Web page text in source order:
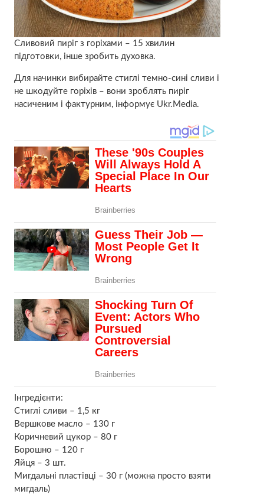
Сливовий пиріг з горіхами – 15 хвилин
підготовки, інше зробить духовка.
Для начинки вибирайте стиглі темно-сині сливи і
не шкодуйте горіхів – вони зроблять пиріг
насиченим і фактурним, інформує Ukr.Media.
Інгредієнти:
Стиглі сливи – 1,5 кг
Вершкове масло – 130 г
Коричневий цукор – 80 г
Борошно – 120 г
Яйця – 3 шт.
Мигдальні пластівці – 30 г (можна просто взяти
мигдаль)